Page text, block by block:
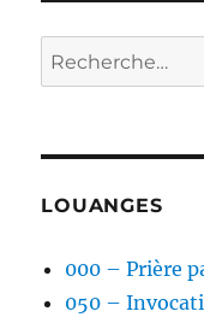
Recherche
pour :
LOUANGES
000 – Prière
050 –